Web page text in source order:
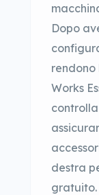
Dopo
Works
destra
gratuito.